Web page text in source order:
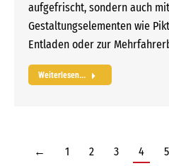
aufgefrischt, sondern auch
Gestaltungselementen wie
Entladen oder zur
Weiterlesen...
← 1 2 3 4 5